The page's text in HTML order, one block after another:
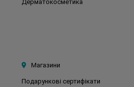
Дерматокосметика
Магазини
Подарункові сертифікати